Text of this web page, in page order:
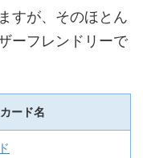
すが、そのほとん
ーフレンドリーで
ード名